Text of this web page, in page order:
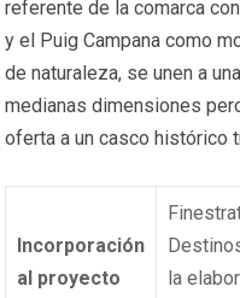
referente de la comarca
y el Puig Campana como
de naturaleza, se unen a
medianas dimensiones
oferta a un casco histórico
Incorporación
al proyecto
la